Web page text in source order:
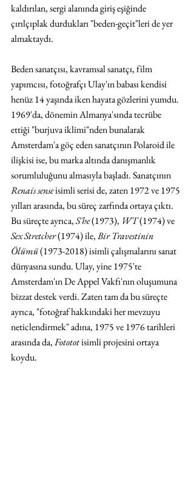
kaldırılan, sergi alanında giriş eşiğinde
çırılçıplak durdukları "beden-geçit"leri de yer
almaktaydı.
Beden sanatçısı, kavramsal sanatçı, film
yapımcısı, fotoğrafçı Ulay'ın babası kendisi
henüz 14 yaşında iken hayata gözlerini yumdu.
1969'da, dönemin Almanya'sında tecrübe
ettiği "burjuva iklimi"nden bunalarak
Amsterdam'a göç eden sanatçının Polaroid ile
ilişkisi ise, bu marka altında danışmanlık
sorumluluğunu almasıyla başladı. Sanatçının
Renais sense isimli serisi de, zaten 1972 ve 1975
yılları arasında, bu süreç zarfında ortaya çıktı.
Bu süreçte ayrıca, S'he (1973), WT (1974) ve
Sex Stretcher (1974) ile, Bir Travestinin
Ölümü (1973-2018) isimli çalışmalarını sanat
dünyasına sundu. Ulay, yine 1975'te
Amsterdam'ın De Appel Vakfı'nın oluşumuna
bizzat destek verdi. Zaten tam da bu süreçte
ayrıca, "fotoğraf hakkındaki her mevzuyu
neticlendirmek" adına, 1975 ve 1976 tarihleri
arasında da, Fototot isimli projesini ortaya
koydu.